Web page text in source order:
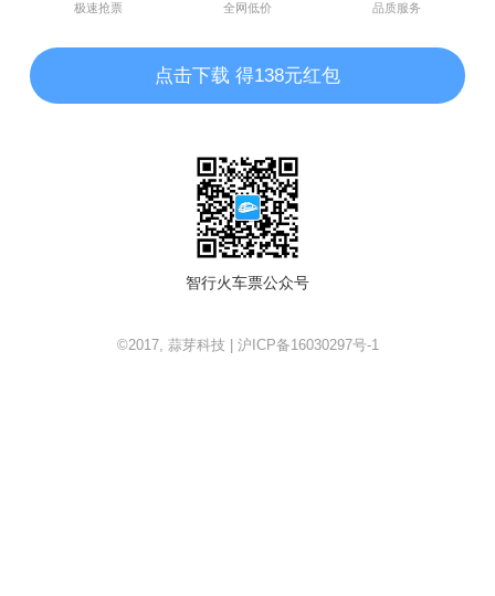
极速抢票 全网低价 品质服务
点击下载 得138元红包
智行火车票公众号
©2017, 蒜芽科技 | 沪ICP备16030297号-1